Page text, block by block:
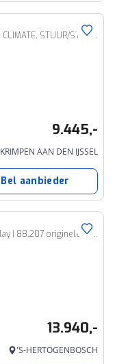
3.0 V6 Premium 238Pk Automaat (NAVIGATIE, CLIMATE, STUUR/STOELVERWARMING, CAMERA, LEDER, XENON, SPORTSTOELEN, CRUISE, LM VELGEN, NIEUWE APK, NIEUWSTAAT)
9.445,-
KRIMPEN AAN DEN IJSSEL
Bel aanbieder
2.0 D Prestige | Leder | Navigatie | Apple Carplay | 88.207 originele echte km! | N.A.P. |Rijklaarprijs!
13.940,-
'S-HERTOGENBOSCH